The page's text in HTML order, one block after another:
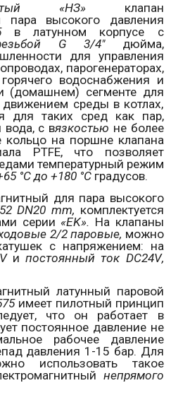
«НЗ» клапан
пара высокого давления
в латунном корпусе с
G3/4" дюйма,
для управления
парогенераторах,
водоснабжения и
(домашнем) сегменте для
движением среды в котлах,
для таких сред как пар,
вода, с вязкостью не более
кольцо на поршне клапана
PTFE, что позволяет
температурный режим
°С до +180 °Сградусов.
для пара высокого
DN20 mm, комплектуется
серии «EK». На клапаны
2/2 паровые, можно
с напряжением: на
ипостоянный ток DC24V,
латунный паровой
имеет пилотный принцип
что он работает в
постоянное давление не
рабочее давление
давления 1-15 бар. Для
использовать такое
непрямого